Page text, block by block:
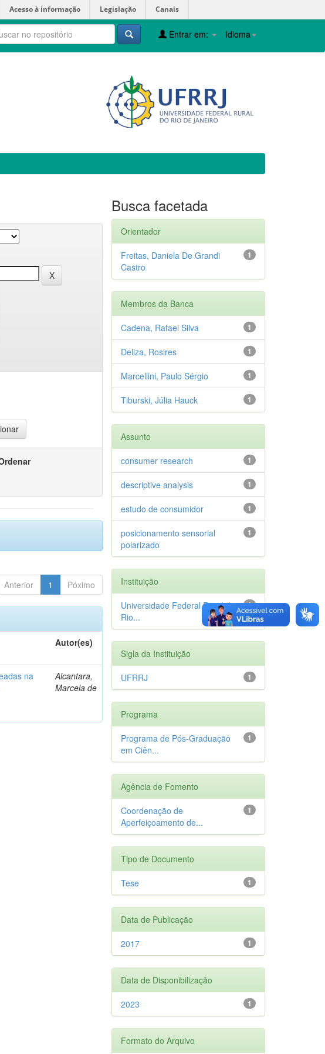
Acesso à informação Legislação Canais
Idioma
Entrar em:
Anterior 1 Póximo
Autor(es)
na
Alcantara,
Marcela de
Busca facetada
Orientador
1
Freitas, Daniela De Grandi
Castro
Membros da Banca
1
Cadena, Rafael Silva
1
Deliza, Rosires
1
Marcellini, Paulo Sérgio
1
Tiburski, Júlia Hauck
Assunto
1
consumer research
1
descriptive analysis
1
estudo de consumidor
1
posicionamento sensorial
polarizado
Instituição
1
Universidade Federal Rural do
Rio...
Sigla da Instituição
1
UFRRJ
Programa
1
Programa de Pós-Graduação
em Ciên...
Agência de Fomento
1
Coordenação de
Aperfeiçoamento de...
Tipo de Documento
1
Tese
Data de Publicação
1
2017
Data de Disponibilização
1
2023
Formato do Arquivo